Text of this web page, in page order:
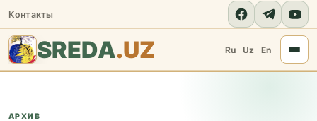
Контакты
SREDA.UZ Ru Uz En
АРХИВ